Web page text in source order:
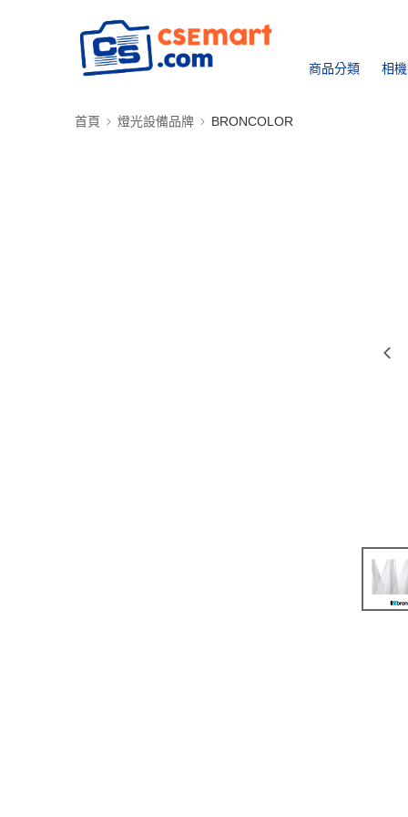
商品分類 相
首頁 燈光設備品牌 BRONCOLOR